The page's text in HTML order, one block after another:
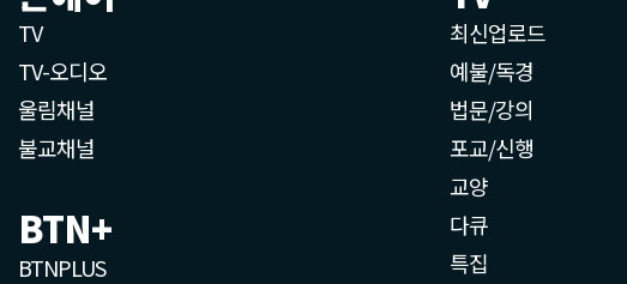
TV
TV-오디오
울림채널
불교채널
BTN+
BTNPLUS
최신업로드
예불/독경
법문/강의
포교/신행
교양
다큐
특집